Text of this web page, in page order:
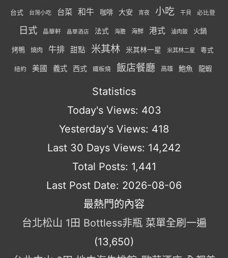
台式 台灣小吃 台菜 和牛 咖啡 大安 宵夜 小吃 干貝 必比登
日式 晶華軒 晶華酒店 法式 海膽 海鮮 港式 滷肉飯 火鍋
烤鴨 燒肉 牛排 甜點 米其林 米其林一星 米其林二星 粵式
紐約 美國 義式 西式 鐵板燒 飯店餐廳 高雄 鮑魚 龍蝦
Statistics
Today's Views: 403
Yesterday's Views: 418
Last 30 Days Views: 14,242
Total Posts: 1,441
Last Post Date: 2026-08-06
最熱門的內容
台北松山 1田 Bottless非瓶 菜單全刷一遍
(13,650)